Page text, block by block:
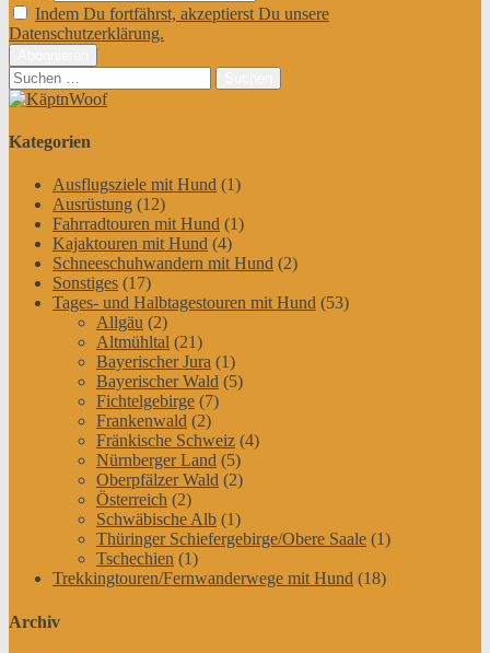
Indem Du fortfährst, akzeptierst Du unsere
Datenschutzerklärung.
Suchen
nach:
Kategorien
Ausflugsziele mit Hund (1)
Ausrüstung (12)
Fahrradtouren mit Hund (1)
Kajaktouren mit Hund (4)
Schneeschuhwandern mit Hund (2)
Sonstiges (17)
Tages- und Halbtagestouren mit Hund (53)
Allgäu (2)
Altmühltal (21)
Bayerischer Jura (1)
Bayerischer Wald (5)
Fichtelgebirge (7)
Frankenwald (2)
Fränkische Schweiz (4)
Nürnberger Land (5)
Oberpfälzer Wald (2)
Österreich (2)
Schwäbische Alb (1)
Thüringer Schiefergebirge/Obere Saale (1)
Tschechien (1)
Trekkingtouren/Fernwanderwege mit Hund (18)
Archiv